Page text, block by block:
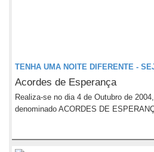
TENHA UMA NOITE DIFERENTE -
Acordes de Esperança
Realiza-se no dia 4 de Outubro de
denominado ACORDES DE